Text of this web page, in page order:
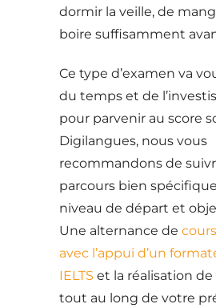
dormir la veille, de
boire suffisamment
Ce type d’examen va
du temps et de
pour parvenir au score
Digilangues, nous vous
recommandons de
parcours bien
niveau de départ et
Une alternance de
avec l’appui d’un
IELTS et la réalisation
tout au long de votre